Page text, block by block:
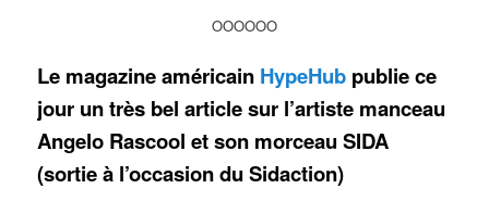
OOOOOO
Le magazine américain HypeHub publie ce
jour un très bel article sur l’artiste manceau
Angelo Rascool et son morceau SIDA
(sortie à l’occasion du Sidaction)